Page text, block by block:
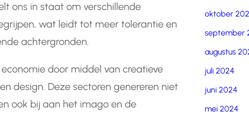
ons in staat om verschillende
wat leidt tot meer tolerantie en
achtergronden.
door middel van creatieve
design. Deze sectoren genereren niet
ook bij aan het imago en de
oktober
september
augustus
juli 2024
juni 2024
mei 2024